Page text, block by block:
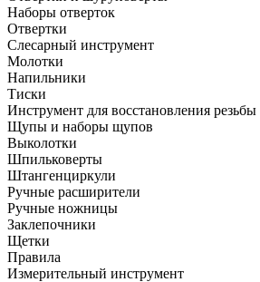
Наборы отверток
Отвертки
Слесарный инструмент
Молотки
Напильники
Тиски
Инструмент для восстановления резьбы
Щупы и наборы щупов
Выколотки
Шпильковерты
Штангенциркули
Ручные расширители
Ручные ножницы
Заклепочники
Щетки
Правила
Измерительный инструмент